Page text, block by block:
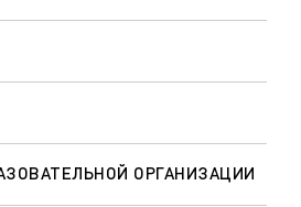
ОРГАНИЗАЦИИ